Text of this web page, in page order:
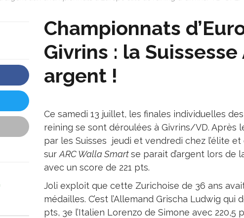
Championnats
Givrins : la
argent !
Ce samedi 13 juillet, les finales individuelles
reining se sont déroulées à Givrins/VD.
par les Suisses jeudi et vendredi chez l’élite et
sur ARC Walla Smartse parait d’argent lors de
avec un score de 221 pts.
Joli exploit que cette Zurichoise de 36 ans
médailles. C’est l’Allemand Grischa Ludwig
pts, 3e l’Italien Lorenzo de Simone avec 220,5